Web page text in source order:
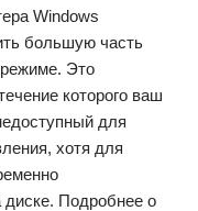
Windows
большую часть
Это
которого ваш
для
хотя для
диске. Подробнее о